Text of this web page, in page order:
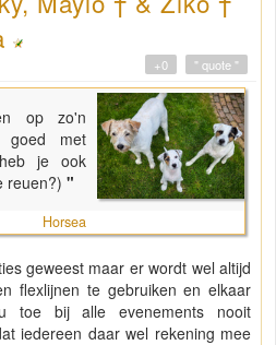
" quote "
+0
op zo'n
goed met
je ook
reuen?) "
Horsea
geweest maar er wordt wel altijd
flexlijnen te gebruiken en elkaar
toe bij alle evenements nooit
iedereen daar wel rekening mee